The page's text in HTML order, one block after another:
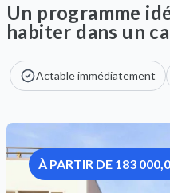
Un programme
habiter dans un
Actable immédiatement
À PARTIR DE 183